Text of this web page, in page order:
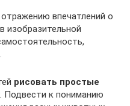
впечатлений о
изобразительной
рисовать простые
. Подвести к пониманию